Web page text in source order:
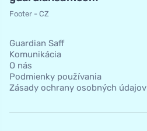
Footer - CZ
Guardian Saff
Komunikácia
O nás
Podmienky používania
Zásady ochrany osobných údajov